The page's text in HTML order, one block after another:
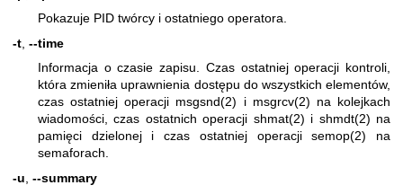
Pokazuje PID twórcy i ostatniego operatora.
-t --time
Informacja o czasie zapisu. Czas ostatniej operacji kontroli,
która zmieniła uprawnienia dostępu do wszystkich elementów,
czas ostatniej operacji msgsnd(2) i msgrcv(2) na kolejkach
wiadomości, czas ostatnich operacji shmat(2) i shmdt(2) na
pamięci dzielonej i czas ostatniej operacjisemop(2) na
semaforach.
-u --summary